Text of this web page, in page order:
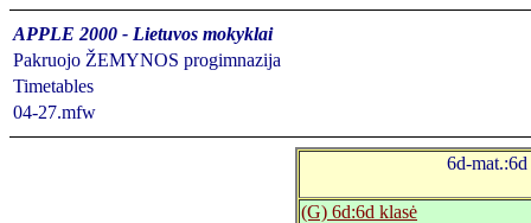
APPLE 2000 - Lietuvos mokyklai
Pakruojo ŽEMYNOS progimnazija
Timetables
04-27.mfw
6d-
(G) 6d:6d klasė